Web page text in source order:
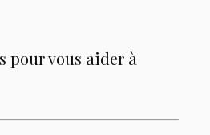
pour vous aider à